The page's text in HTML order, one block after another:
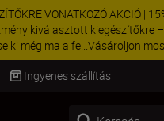
VONATKOZÓ AKCIÓ | 15%
kiválasztott kiegészítőkre –
ki még ma a fe...Vásároljon most
2–4 munkanapon belül